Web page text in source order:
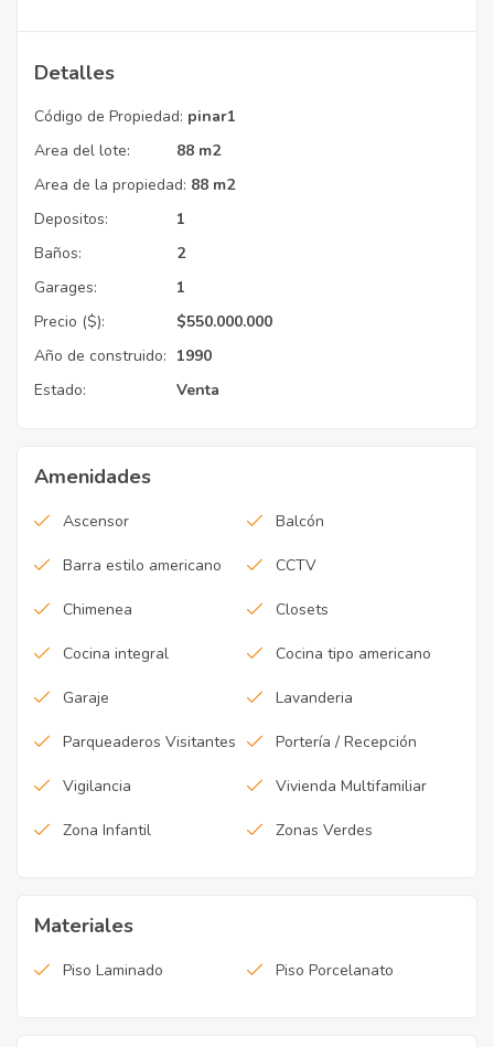
Detalles
Código de Propiedad: pinar1
Area del lote:
88 m2
Area de la propiedad: 88 m2
Depositos:
1
Baños:
2
Garages:
1
Precio ($):
$550.000.000
Año de construido: 1990
Estado:
Venta
Amenidades
Ascensor Balcón
Barra estilo americano CCTV
Chimenea Closets
Cocina integral Cocina tipo americano
Garaje Lavanderia
Parqueaderos Visitantes Portería / Recepción
Vigilancia Vivienda Multifamiliar
Zona Infantil Zonas Verdes
Materiales
Piso Laminado Piso Porcelanato